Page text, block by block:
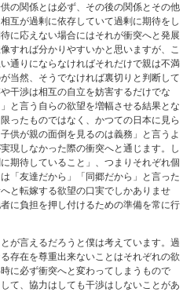
の関係とは必ず、その後の関係とその他
互が過剰に依存していて過剰に期待をし
に応えない場合にはそれが衝突へと発展
すれば分かりやすいかと思いますが、こ
通りにならなければそれだけで親は不満
当然、そうでなければ裏切りと判断して
干渉は相互の自立を妨害するだけでな
と言う自らの欲望を増幅させる結果とな
ったものではなく、かつての日本に見ら
供が親の面倒を見るのは義務」と言うよ
現しなかった際の衝突へと通じます。し
期待していること」、つまりそれぞれ個
「友達だから」「同郷だから」と言った
と転嫁する欲望の口実でしかありませ
に負担を押し付けるための準備を常に行
が言えるだろうと僕は考えています。過
存在を尊重出来ないことはそれぞれの欲
に必ず衝突へと変わってしまうもので
て、協力はしても干渉はしないことがあ